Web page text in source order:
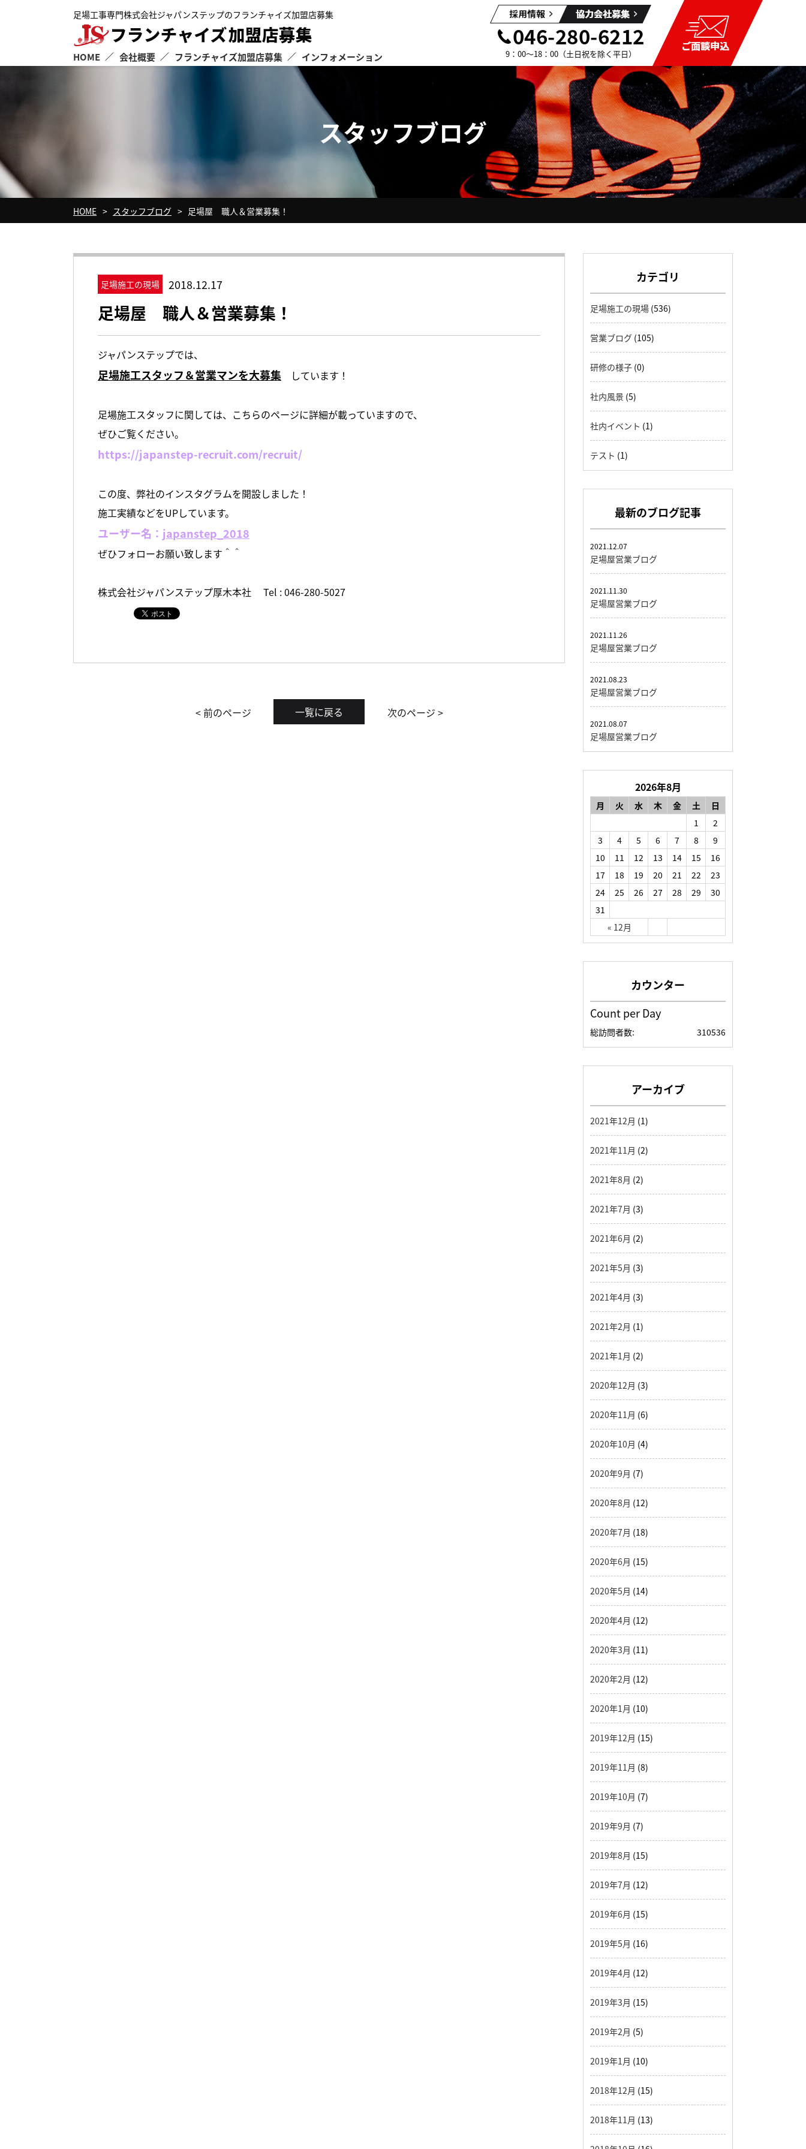
足場工事専門株式会社ジャパンステップのフランチャイズ加盟店募集
046-280-6212
9：00～18：00（土日祝を除く平日）
HOME 会社概要
会社概要 ジャパンステップの足場施工
フランチャイズ加盟店募集
フランチャイズモデル フランチャイズ加盟までの流れ フランチャイズ加盟店社長の声
インフォメーション
ご面談申込み・お問い合わせ スタッフブログ
スタッフブログ
HOME スタッフブログ 足場屋 職人＆営業募集！
足場施工の現場 2018.12.17
足場屋 職人＆営業募集！
ジャパンステップでは、
足場施工スタッフ＆営業マンを大募集 しています！
足場施工スタッフに関しては、こちらのページに詳細が載っていますので、
ぜひご覧ください。
https://japanstep-recruit.com/recruit/
この度、弊社のインスタグラムを開設しました！
施工実績などをUPしています。
ユーザー名： japanstep_2018
ぜひフォローお願い致します＾＾
株式会社ジャパンステップ厚木本社 Tel : 046-280-5027
< 前のページ 一覧に戻る 次のページ >
カテゴリ
足場施工の現場 (536)
営業ブログ (105)
研修の様子 (0)
社内風景 (5)
社内イベント (1)
テスト (1)
最新のブログ記事
足場屋営業ブログ
2021.12.07
足場屋営業ブログ
2021.11.30
足場屋営業ブログ
2021.11.26
足場屋営業ブログ
2021.08.23
足場屋営業ブログ
2021.08.07
2026年8月
月 火 水 木 金 土 日
« 12月
1
2
3
4 5 6 7 8
9
10
11 12 13 14 15
16
17
18 19 20 21 22
23
24
25 26 27 28 29
30
31
Count per Day
310536
総訪問者数:
アーカイブ
2021年12月 (1)
2021年11月 (2)
2021年8月 (2)
2021年7月 (3)
2021年6月 (2)
2021年5月 (3)
2021年4月 (3)
2021年2月 (1)
2021年1月 (2)
2020年12月 (3)
2020年11月 (6)
2020年10月 (4)
2020年9月 (7)
2020年8月 (12)
2020年7月 (18)
2020年6月 (15)
2020年5月 (14)
2020年4月 (12)
2020年3月 (11)
2020年2月 (12)
2020年1月 (10)
2019年12月 (15)
2019年11月 (8)
2019年10月 (7)
2019年9月 (7)
2019年8月 (15)
2019年7月 (12)
2019年6月 (15)
2019年5月 (16)
2019年4月 (12)
2019年3月 (15)
2019年2月 (5)
2019年1月 (10)
2018年12月 (15)
2018年11月 (13)